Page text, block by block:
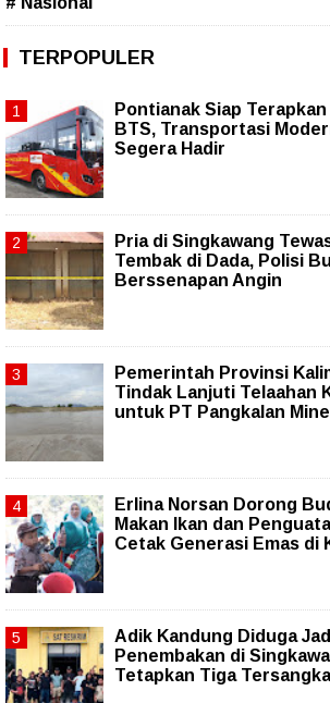
TERPOPULER
Pontianak Siap
BTS, Transportasi
Segera Hadir
Pria di Singkawang
Tembak di Dada, Polisi
Berssenapan Angin
Pemerintah Provinsi
Tindak Lanjuti Telaahan
untuk PT Pangkalan
Erlina Norsan Dorong
Makan Ikan dan
Cetak Generasi Emas di
Adik Kandung Diduga
Penembakan di
Tetapkan Tiga Tersangka